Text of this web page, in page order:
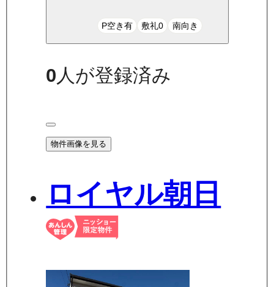
P空き有 敷礼0 南向き
0 人が登録済み
物件画像を見る
ロイヤル朝日